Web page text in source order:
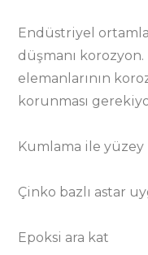
Endüstriyel
düşmanı korozyon.
elemanlarının
korunması
Kumlama ile yüzey
Çinko bazlı astar
Epoksi ara kat